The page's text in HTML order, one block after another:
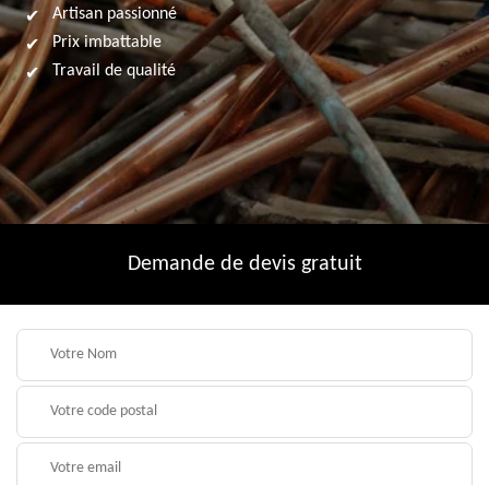
Artisan passionné
Prix imbattable
Travail de qualité
Demande de devis gratuit